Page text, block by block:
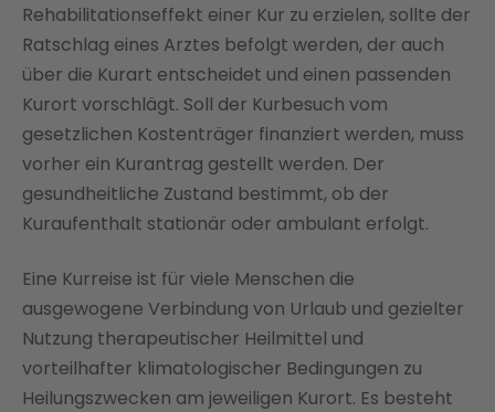
Rehabilitationseffekt einer Kur zu erzielen, sollte der
Ratschlag eines Arztes befolgt werden, der auch
über die Kurart entscheidet und einen passenden
Kurort vorschlägt. Soll der Kurbesuch vom
gesetzlichen Kostenträger finanziert werden, muss
vorher ein Kurantrag gestellt werden. Der
gesundheitliche Zustand bestimmt, ob der
Kuraufenthalt stationär oder ambulant erfolgt.
Eine Kurreise ist für viele Menschen die
ausgewogene Verbindung von Urlaub und gezielter
Nutzung therapeutischer Heilmittel und
vorteilhafter klimatologischer Bedingungen zu
Heilungszwecken am jeweiligen Kurort. Es besteht